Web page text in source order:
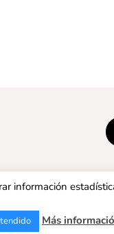
información
Más